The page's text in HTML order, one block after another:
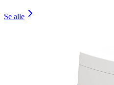
Se alle